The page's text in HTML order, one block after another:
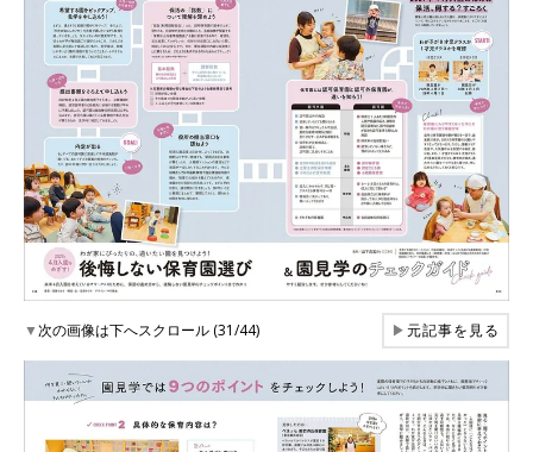
▼次の画像は下へスクロール (31/44) ▶元記事を見る